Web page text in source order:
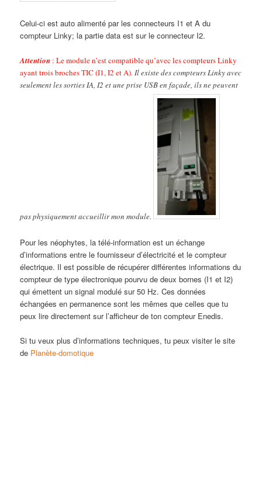
Celui-ci est auto alimenté par les connecteurs I1 et A du
compteur Linky; la partie data est sur le connecteur I2.
Attention : Le module n’est compatible qu’avec les compteurs Linky
ayant trois broches TIC (I1, I2 et A). Il existe des compteurs Linky avec
seulement les sorties IA, I2 et une prise USB en façade, ils ne peuvent
pas physiquement accueillir mon module.
Pour les néophytes, la télé-information est un échange
d’informations entre le fournisseur d’électricité et le compteur
électrique. Il est possible de récupérer différentes informations du
compteur de type électronique pourvu de deux bornes (I1 et I2)
qui émettent un signal modulé sur 50 Hz. Ces données
échangées en permanence sont les mêmes que celles que tu
peux lire directement sur l’afficheur de ton compteur Enedis.
Si tu veux plus d’informations techniques, tu peux visiter le site
de Planète-domotique